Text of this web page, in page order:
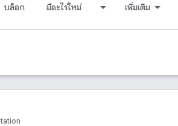
บล็อก มีอะไรใหม่ เพิ่มเติม